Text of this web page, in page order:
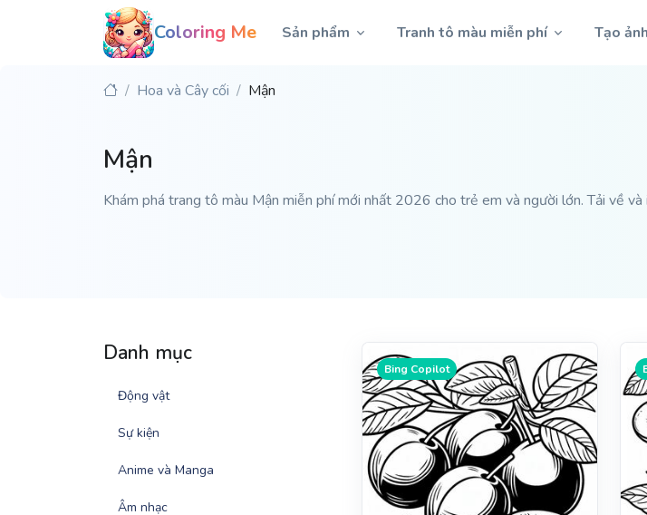
Coloring Me Sản phẩm Tranh tô màu miễn phí Tạo
Hoa và Cây cối Mận
Mận
Khám phá trang tô màu Mận miễn phí mới nhất 2026 cho trẻ em và người lớn. Tải về
Danh mục
Động vật
Sự kiện
Anime và Manga
Âm nhạc
Bing Copilot